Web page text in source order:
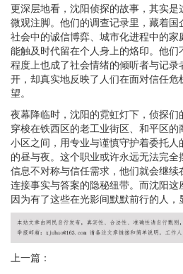
更深层地看，沈阳侦探的故事，其实
微观注脚。他们的调查记录里，藏着
社会中的诚信博弈、城市化进程中的
能触及时代留在个人身上的烙印。他
程度上也成了社会情绪的倾听者与记
开，却真实地反映了人们在面对信任
望。
夜幕降临时，沈阳的霓虹灯下，侦探
穿梭在铁西区的老工业街区、和平区
小区之间，用专业与谨慎守护着委托
的昼与夜。这个职业或许永远无法完
信息不对称与信任需求，他们就会继
连接事实与答案的隐秘纽带。而沈阳
因为有了这些在光影间默默前行的人，
上一篇：